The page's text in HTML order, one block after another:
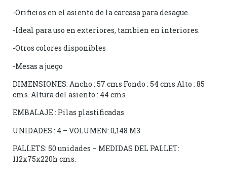
-Orificios en el asiento de la carcasa para desague.
-Ideal para uso en exteriores, tambien en interiores.
-Otros colores disponibles
-Mesas a juego
DIMENSIONES: Ancho : 57 cms Fondo : 54 cms Alto : 85
cms. Altura del asiento : 44 cms
EMBALAJE : Pilas plastificadas
UNIDADES : 4 – VOLUMEN: 0,148 M3
PALLETS: 50 unidades – MEDIDAS DEL PALLET:
112x75x220h cms.